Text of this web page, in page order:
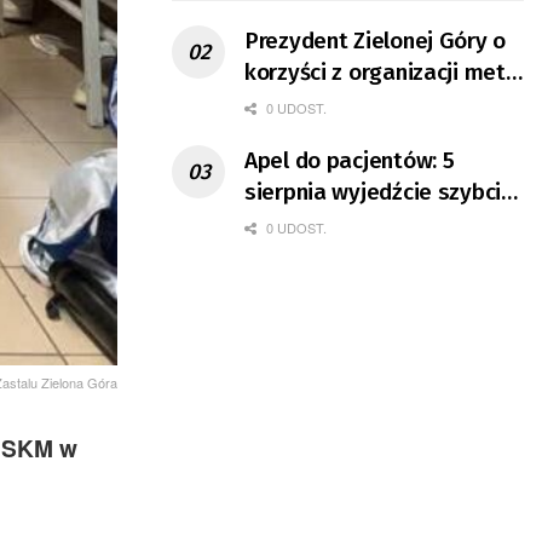
Zielona Góra
w
Prezydent Zielonej Góry o
korzyści z organizacji mety
Tour de Pologne
0 UDOST.
Apel do pacjentów: 5
sierpnia wyjedźcie szybciej
z domów
0 UDOST.